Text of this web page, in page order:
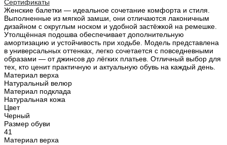
Сертификаты
Женские балетки — идеальное сочетание комфорта и стиля.
Выполненные из мягкой замши, они отличаются лаконичным
дизайном с округлым носком и удобной застёжкой на ремешке.
Утолщённая подошва обеспечивает дополнительную
амортизацию и устойчивость при ходьбе. Модель представлена
в универсальных оттенках, легко сочетается с повседневными
образами — от джинсов до лёгких платьев. Отличный выбор для
тех, кто ценит практичную и актуальную обувь на каждый день.
Материал верха
Натуральный велюр
Материал подклада
Натуральная кожа
Цвет
Черный
Размер обуви
41
Материал верха